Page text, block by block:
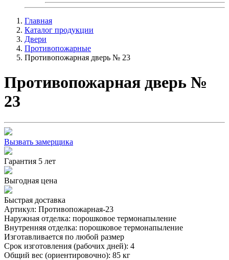
Главная
Каталог продукции
Двери
Противопожарные
Противопожарная дверь № 23
Противопожарная дверь №
23
Вызвать замерщика
Гарантия 5 лет
Выгодная цена
Быстрая доставка
Артикул: Противопожарная-23
Наружная отделка: порошковое термонапыление
Внутренняя отделка: порошковое термонапыление
Изготавливается по любой размер
Срок изготовления (рабочих дней): 4
Общий вес (ориентировочно): 85 кг